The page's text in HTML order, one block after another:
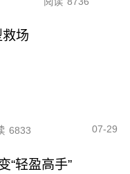
场
6833 07-29
“轻盈高手”